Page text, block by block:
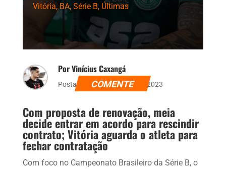
Vitória,BA, Série B, Últimas
Por Vinícius Caxangá
Postado dia 31 de março de 2023
COMENTE
Com proposta de renovação, meia
decide entrar em acordo para rescindir
contrato; Vitória aguarda o atleta para
fechar contratação
Com foco no Campeonato Brasileiro da Série B, o